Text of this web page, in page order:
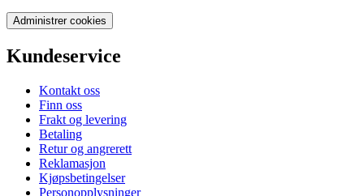
Administrer cookies
Kundeservice
Kontakt oss
Finn oss
Frakt og levering
Betaling
Retur og angrerett
Reklamasjon
Kjøpsbetingelser
Personopplysninger